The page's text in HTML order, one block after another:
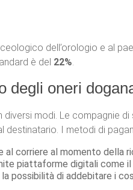
dell’orologio e al
è del 22%.
degli oneri
modi. Le compagnie
I metodi di
al corriere al momento della
piattaforme digitali come
possibilità di addebitare i